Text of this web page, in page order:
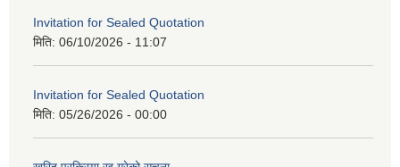
Invitation for Sealed Quotation
मिति: 06/10/2026 - 11:07
Invitation for Sealed Quotation
मिति: 05/26/2026 - 00:00